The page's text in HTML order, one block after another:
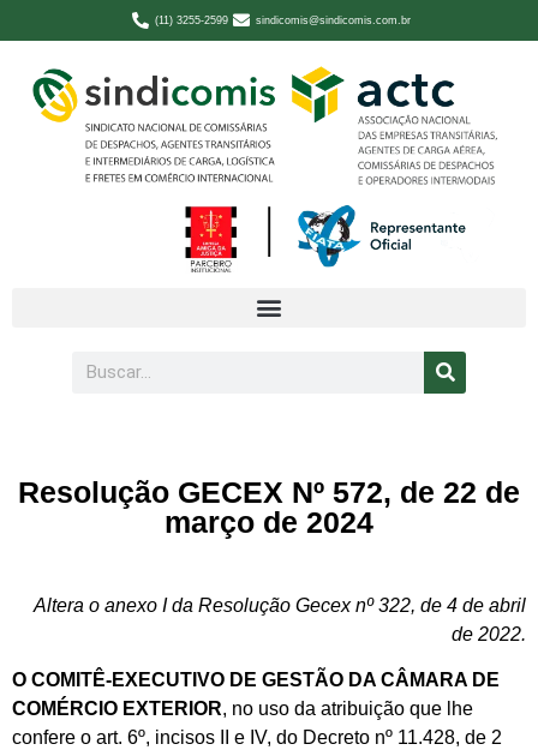
(11) 3255-2599 sindicomis@sindicomis.com.br
Resolução GECEX Nº 572, de 22 de
março de 2024
Altera o anexo I da Resolução Gecex nº 322, de 4 de abril
de 2022.
O COMITÊ-EXECUTIVO DE GESTÃO DA CÂMARA DE
COMÉRCIO EXTERIOR, no uso da atribuição que lhe
confere o art. 6º, incisos II e IV, do Decreto nº 11.428, de 2